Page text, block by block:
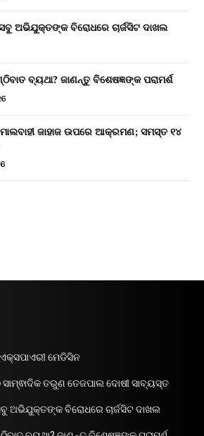
ଅଭିଯୁକ୍ତଙ୍କ ବିରୋଧରେ ଚାର୍ଜସିଟ ଦାଖଲ
ବ୍ୟଥା? ଜାଣନ୍ତୁ ବିଶେଷଜ୍ଞଙ୍କ ପରାମର୍ଶ
ଜାହାଜ ଉପରେ ଆକ୍ରମଣ; ସମସ୍ତ ୧୪
ମେଡିସିନ
ସାମ୍ଵାଦିକ ତରୁଣ ତେଜପାଲ ଦୋଷୀ ସାବ୍ୟସ୍ତ
ଅଭିଯୁକ୍ତଙ୍କ ବିରୋଧରେ ଚାର୍ଜସିଟ ଦାଖଲ